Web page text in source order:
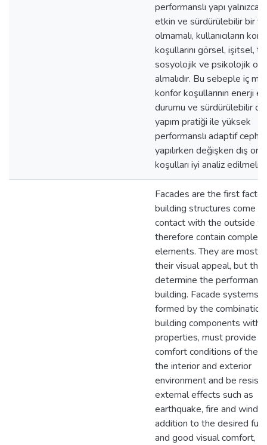
performanslı yapı yalnızca
etkin ve sürdürülebilir bir
olmamalı, kullanıcıların
koşullarını görsel, işitsel,
sosyolojik ve psikolojik
almalıdır. Bu sebeple iç
konfor koşullarının enerji
durumu ve sürdürülebilir
yapım pratiği ile yüksek
performanslı adaptif cephe
yapılırken değişken dış
koşulları iyi analiz
Facades are the first
building structures come
contact with the outside
therefore contain complex
elements. They are most
their visual appeal, but
determine the
building. Facade systems,
formed by the
building components with
properties, must provide
comfort conditions of the
the interior and exterior
environment and be
external effects such as
earthquake, fire and wind.
addition to the desired
and good visual comfort,